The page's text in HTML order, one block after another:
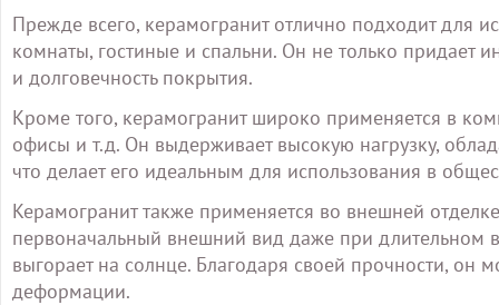
Прежде всего, керамогранит отлично подходит для
комнаты, гостиные и спальни. Он не только придает
и долговечность покрытия.
Кроме того, керамогранит широко применяется в
офисы и т.д. Он выдерживает высокую нагрузку,
что делает его идеальным для использования в
Керамогранит также применяется во внешней
первоначальный внешний вид даже при длительном
выгорает на солнце. Благодаря своей прочности,
деформации.